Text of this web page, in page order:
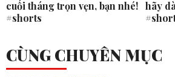
cuối tháng trọn vẹn, bạn nhé!
#shorts
hãy
CÙNG CHUYÊN MỤC